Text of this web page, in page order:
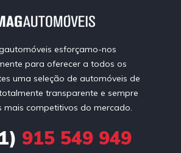
esforçamo-nos
para oferecer a todos os
uma seleção de automóveis de
transparente e sempre
mais competitivos do mercado.
915 549 949